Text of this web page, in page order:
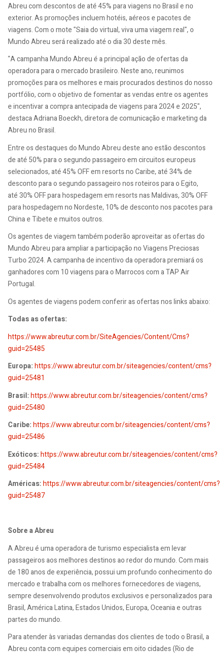
Abreu com descontos de até 45% para viagens no Brasil e no
exterior. As promoções incluem hotéis, aéreos e pacotes de
viagens. Com o mote "Saia do virtual, viva uma viagem real", o
Mundo Abreu será realizado até o dia 30 deste mês.
"A campanha Mundo Abreu é a principal ação de ofertas da
operadora para o mercado brasileiro. Neste ano, reunimos
promoções para os melhores e mais procurados destinos do nosso
portfólio, com o objetivo de fomentar as vendas entre os agentes
e incentivar a compra antecipada de viagens para 2024 e 2025",
destaca Adriana Boeckh, diretora de comunicação e marketing da
Abreu no Brasil.
Entre os destaques do Mundo Abreu deste ano estão descontos
de até 50% para o segundo passageiro em circuitos europeus
selecionados, até 45% OFF em resorts no Caribe, até 34% de
desconto para o segundo passageiro nos roteiros para o Egito,
até 30% OFF para hospedagem em resorts nas Maldivas, 30% OFF
para hospedagem no Nordeste, 10% de desconto nos pacotes para
China e Tibete e muitos outros.
Os agentes de viagem também poderão aproveitar as ofertas do
Mundo Abreu para ampliar a participação no Viagens Preciosas
Turbo 2024. A campanha de incentivo da operadora premiará os
ganhadores com 10 viagens para o Marrocos com a TAP Air
Portugal.
Os agentes de viagens podem conferir as ofertas nos links abaixo:
Todas as ofertas:
https://www.abreutur.com.br/SiteAgencies/Content/Cms?
guid=25485
Europa:https://www.abreutur.com.br/siteagencies/content/cms?
guid=25481
Brasil:https://www.abreutur.com.br/siteagencies/content/cms?
guid=25480
Caribe:https://www.abreutur.com.br/siteagencies/content/cms?
guid=25486
Exóticos:https://www.abreutur.com.br/siteagencies/content/cms?
guid=25484
Américas:https://www.abreutur.com.br/siteagencies/content/cms?
guid=25487
Sobre a Abreu
A Abreu é uma operadora de turismo especialista em levar
passageiros aos melhores destinos ao redor do mundo. Com mais
de 180 anos de experiência, possui um profundo conhecimento do
mercado e trabalha com os melhores fornecedores de viagens,
sempre desenvolvendo produtos exclusivos e personalizados para
Brasil, América Latina, Estados Unidos, Europa, Oceania e outras
partes do mundo.
Para atender às variadas demandas dos clientes de todo o Brasil, a
Abreu conta com equipes comerciais em oito cidades (Rio de